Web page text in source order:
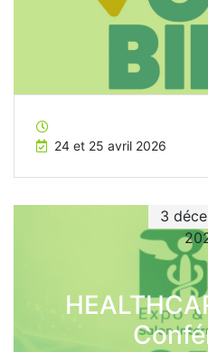
24 et 25 avril 2026
3